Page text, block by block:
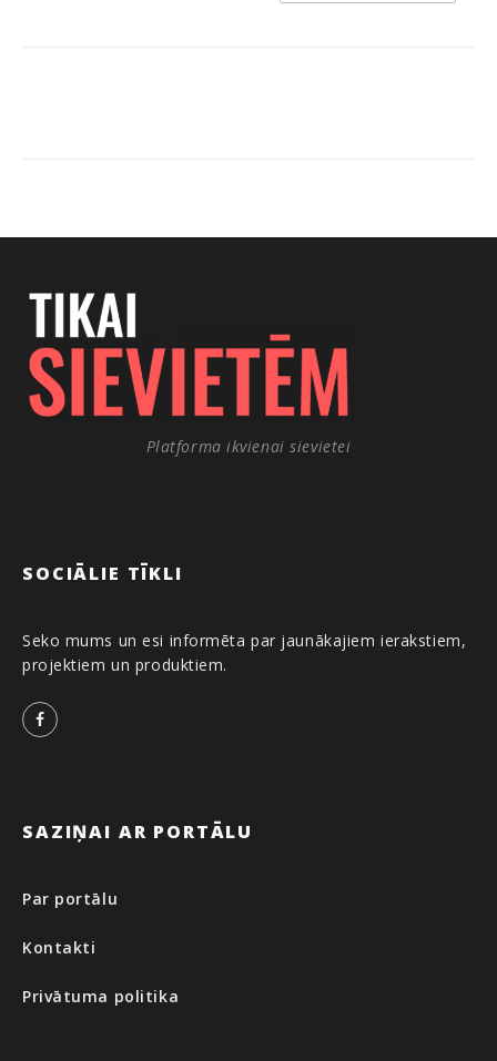
Platforma ikvienai sievietei
SOCIĀLIE TĪKLI
Seko mums un esi informēta par jaunākajiem ierakstiem,
projektiem un produktiem.
SAZIŅAI AR PORTĀLU
Par portālu
Kontakti
Privātuma politika